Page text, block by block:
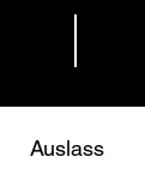
Auslass